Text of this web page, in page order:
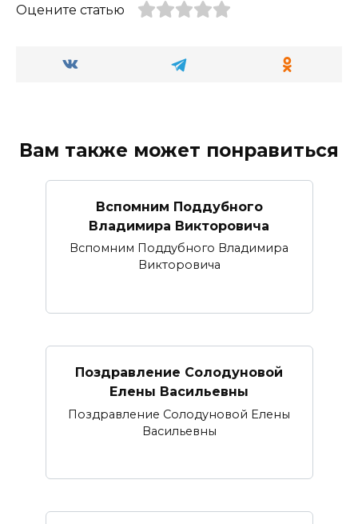
Оцените статью
Вам также может понравиться
Вспомним Поддубного
Владимира Викторовича
Вспомним Поддубного Владимира
Викторовича
Поздравление Солодуновой
Елены Васильевны
Поздравление Солодуновой Елены
Васильевны